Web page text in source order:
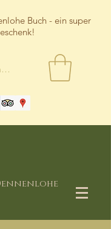
Buch - ein super